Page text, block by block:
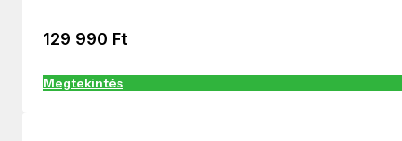
129 990 Ft
Megtekintés